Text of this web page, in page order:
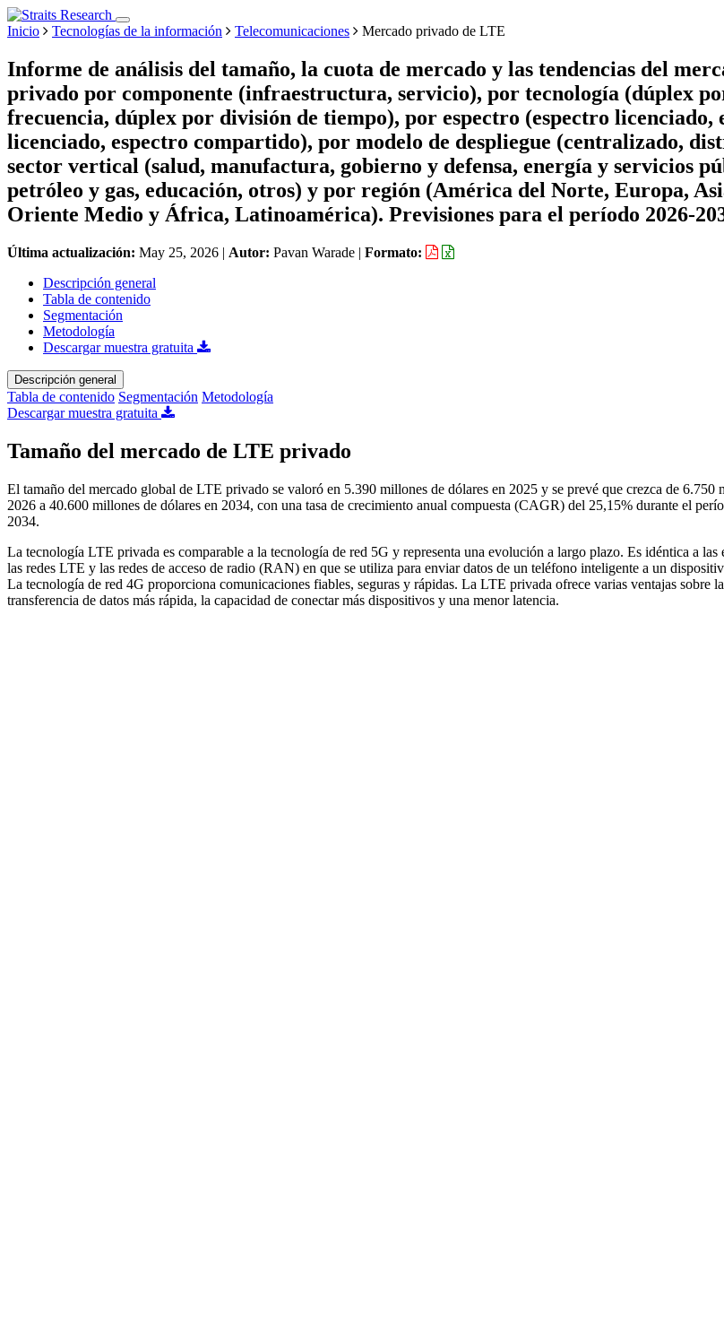
Inicio Tecnologías de la información Telecomunicaciones Mercado privado de LTE
Informe de análisis del tamaño, la cuota de mercado y las tendencias del
privado por componente (infraestructura, servicio), por tecnología (dúplex
frecuencia, dúplex por división de tiempo), por espectro (espectro licenciado,
licenciado, espectro compartido), por modelo de despliegue (centralizado,
sector vertical (salud, manufactura, gobierno y defensa, energía y servicios
petróleo y gas, educación, otros) y por región (América del Norte, Europa,
Oriente Medio y África, Latinoamérica). Previsiones para el período 2026-
Última actualización: May 25, 2026 | Autor: Pavan Warade | Formato:
Descripción general
Tabla de contenido
Segmentación
Metodología
Descargar muestra gratuita
Descripción general
Tabla de contenido Segmentación Metodología
Descargar muestra gratuita
Tamaño del mercado de LTE privado
El tamaño del mercado global de LTE privado se valoró en 5.390 millones de dólares en 2025 y se prevé que crezca de 6.750
2026 a 40.600 millones de dólares en 2034, con una tasa de crecimiento anual compuesta (CAGR) del 25,15% durante el
2034.
La tecnología LTE privada es comparable a la tecnología de red 5G y representa una evolución a largo plazo. Es idéntica a las
las redes LTE y las redes de acceso de radio (RAN) en que se utiliza para enviar datos de un teléfono inteligente a un
La tecnología de red 4G proporciona comunicaciones fiables, seguras y rápidas. La LTE privada ofrece varias ventajas sobre
transferencia de datos más rápida, la capacidad de conectar más dispositivos y una menor latencia.